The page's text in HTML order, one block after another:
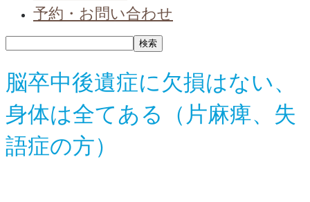
予約・お問い合わせ
脳卒中後遺症に欠損はない、
身体は全てある（片麻痺、失
語症の方）